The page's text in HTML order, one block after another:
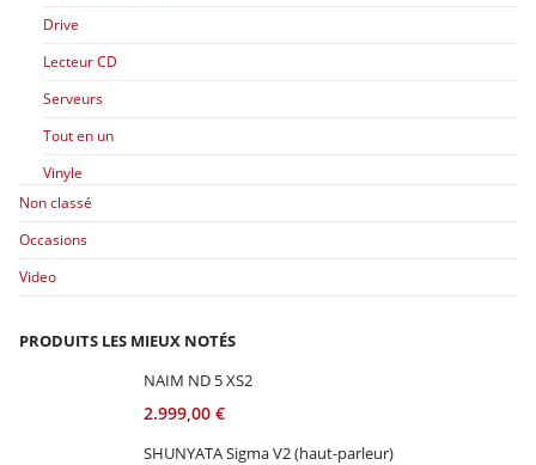
Drive
Lecteur CD
Serveurs
Tout en un
Vinyle
Non classé
Occasions
Video
PRODUITS LES MIEUX NOTÉS
NAIM ND 5 XS2
2.999,00 €
SHUNYATA Sigma V2 (haut-parleur)